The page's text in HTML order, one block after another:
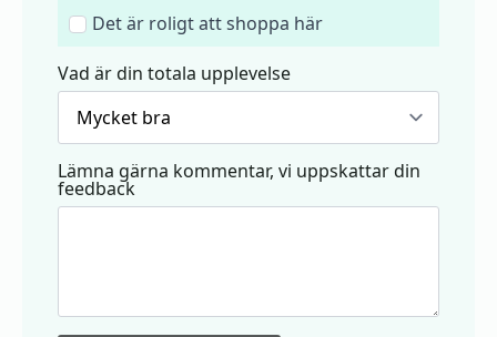
Det är roligt att shoppa här
Vad är din totala upplevelse
Lämna gärna kommentar, vi uppskattar din
feedback